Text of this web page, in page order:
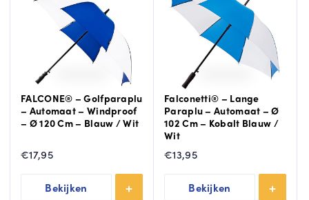
FALCONE® – Golfparaplu
– Automaat – Windproof
– Ø 120 Cm – Blauw / Wit
€17,95
Bekijken
Falconetti® – Lange
Paraplu – Automaat – Ø
102 Cm – Kobalt Blauw /
Wit
€13,95
Bekijken